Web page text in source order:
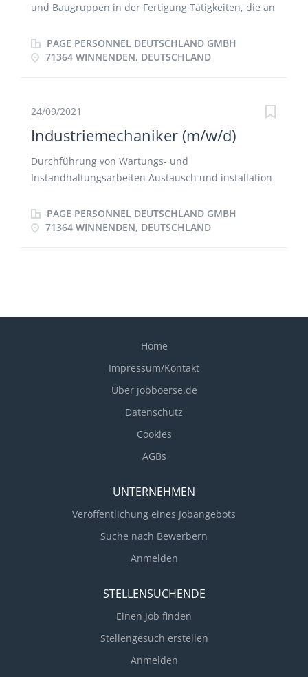
und Baugruppen in der Fertigung Tätigkeiten, die an
Oberflächenbehandlung der Bauteile, kleinere bis
mittlere Montagetätigkeiten, Bohren und
kleinere Logistiktätigkeiten
PAGE PERSONNEL DEUTSCHLAND GMBH
71364 WINNENDEN, DEUTSCHLAND
24/09/2021
Industriemechaniker (m/w/d)
Durchführung von Wartungs- und
Instandhaltungsarbeiten Austausch und installation
Störungsbehebung Anfertigen von Ersatzteilen
PAGE PERSONNEL DEUTSCHLAND GMBH
71364 WINNENDEN, DEUTSCHLAND
Home
Impressum/Kontakt
Über jobboerse.de
Datenschutz
Cookies
AGBs
UNTERNEHMEN
Veröffentlichung eines Jobangebots
Suche nach Bewerbern
Anmelden
STELLENSUCHENDE
Einen Job finden
Stellengesuch erstellen
Anmelden